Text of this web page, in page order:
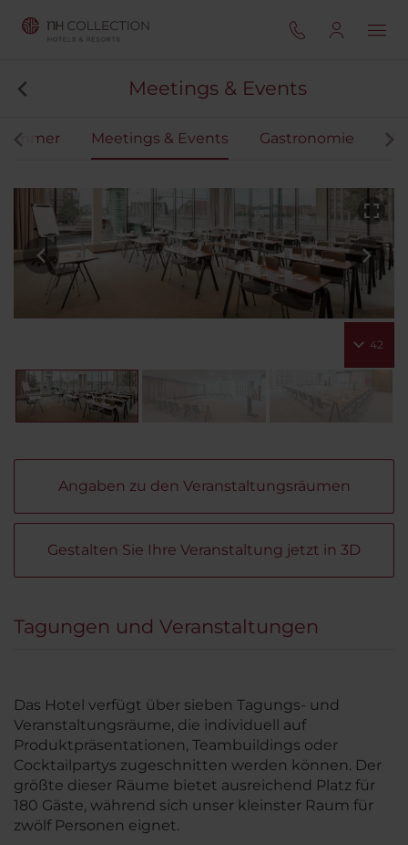
Meetings & Events
Zimmer Meetings & Events Gastronomie
42
Angaben zu den Veranstaltungsräumen
Gestalten Sie Ihre Veranstaltung jetzt in 3D
Tagungen und Veranstaltungen
Das Hotel verfügt über sieben Tagungs- und
Veranstaltungsräume, die individuell auf
Produktpräsentationen, Teambuildings oder
Cocktailpartys zugeschnitten werden können. Der
größte dieser Räume bietet ausreichend Platz für
180 Gäste, während sich unser kleinster Raum für
zwölf Personen eignet.